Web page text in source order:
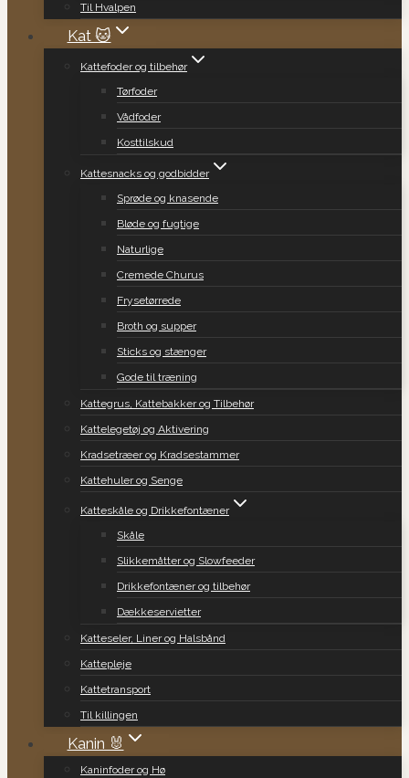
Til Hvalpen
Kat 🐱
Kattefoder og tilbehør
Tørfoder
Vådfoder
Kosttilskud
Kattesnacks og godbidder
Sprøde og knasende
Bløde og fugtige
Naturlige
Cremede Churus
Frysetørrede
Broth og supper
Sticks og stænger
Gode til træning
Kattegrus, Kattebakker og Tilbehør
Kattelegetøj og Aktivering
Kradsetræer og Kradsestammer
Kattehuler og Senge
Katteskåle og Drikkefontæner
Skåle
Slikkemåtter og Slowfeeder
Drikkefontæner og tilbehør
Dækkeservietter
Katteseler, Liner og Halsbånd
Kattepleje
Kattetransport
Til killingen
Kanin 🐰
Kaninfoder og Hø